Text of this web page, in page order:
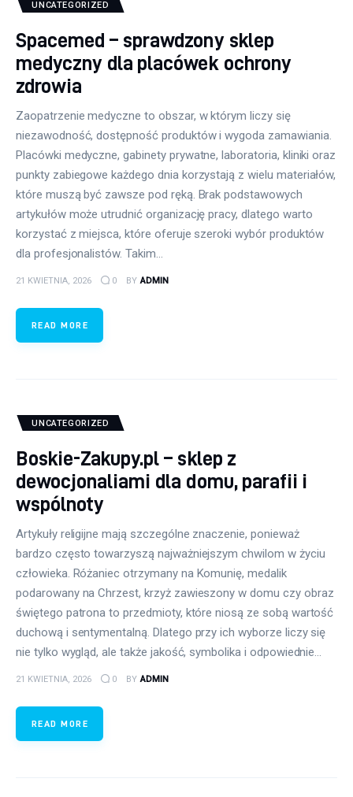
UNCATEGORIZED
Spacemed – sprawdzony sklep
medyczny dla placówek ochrony
zdrowia
Zaopatrzenie medyczne to obszar, w którym liczy się
niezawodność, dostępność produktów i wygoda zamawiania.
Placówki medyczne, gabinety prywatne, laboratoria, kliniki oraz
punkty zabiegowe każdego dnia korzystają z wielu materiałów,
które muszą być zawsze pod ręką. Brak podstawowych
artykułów może utrudnić organizację pracy, dlatego warto
korzystać z miejsca, które oferuje szeroki wybór produktów
dla profesjonalistów. Takim…
21 KWIETNIA, 2026 0 BY ADMIN
READ MORE
UNCATEGORIZED
Boskie-Zakupy.pl – sklep z
dewocjonaliami dla domu, parafii i
wspólnoty
Artykuły religijne mają szczególne znaczenie, ponieważ
bardzo często towarzyszą najważniejszym chwilom w życiu
człowieka. Różaniec otrzymany na Komunię, medalik
podarowany na Chrzest, krzyż zawieszony w domu czy obraz
świętego patrona to przedmioty, które niosą ze sobą wartość
duchową i sentymentalną. Dlatego przy ich wyborze liczy się
nie tylko wygląd, ale także jakość, symbolika i odpowiednie…
21 KWIETNIA, 2026 0 BY ADMIN
READ MORE